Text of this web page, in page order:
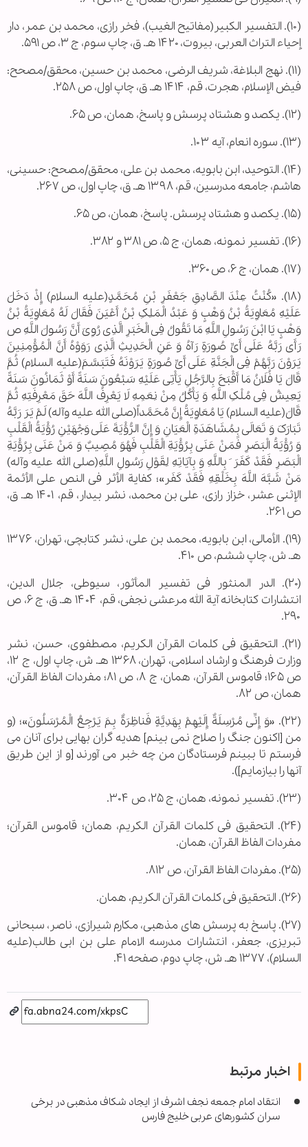
(۱۰). التفسیر الکبیر(مفاتیح الغیب)، فخر رازی، محمد بن عمر، دار
إحیاء التراث العربی، بیروت، ۱۴۲۰ هـ. ق، چاپ سوم، ج ۳، ص ۵۹۱.
(۱۱). نهج البلاغة، شریف الرضی، محمد بن حسین، محقق/مصحح:
فیض الإسلام، هجرت، قم، ۱۴۱۴ هـ. ق، چاپ اول، ص ۲۵۸.
(۱۲). یکصد و هشتاد پرسش و پاسخ، همان، ص ۶۵.
(۱۳). سوره انعام، آیه ۱۰۳.
(۱۴). التوحید، ابن بابویه، محمد بن علی، محقق/مصحح: حسینی،
هاشم، جامعه مدرسین، قم، ۱۳۹۸ هـ. ق، چاپ اول، ص ۲۶۷.
(۱۵). یکصد و هشتاد پرسش. پاسخ، همان، ص ۶۵.
(۱۶). تفسیر نمونه، همان، ج ۵، ص ۳۸۱ و ۳۸۲.
(۱۷). همان، ج ۶، ص ۳۶۰.
(۱۸). «کُنْتُ عِنْدَ الصَّادِقِ جَعْفَرِ بْنِ مُحَمَّدٍ(علیه السلام) إِذْ دَخَلَ
عَلَیْهِ مُعَاوِیَةُ بْنُ وَهْبٍ وَ عَبْدُ الْمَلِکِ بْنُ أَعْیَنَ فَقَالَ لَهُ مُعَاوِیَةُ بْنُ
وَهْبٍ یَا ابْنَ رَسُولِ اللَّهِ مَا تَقُولُ فِی الْخَبَرِ الَّذِی رُوِیَ أَنَّ رَسُولَ اللَّهِ ص
رَأَی رَبَّهُ عَلَی أَیِّ صُورَةٍ رَآهُ وَ عَنِ الْحَدِیثِ الَّذِی رَوَوْهُ أَنَّ الْمُؤْمِنِینَ
یَرَوْنَ رَبَّهُمْ فِی الْجَنَّةِ عَلَی أَیِّ صُورَةٍ یَرَوْنَهُ فَتَبَسَّمَ(علیه السلام) ثُمَّ
قَالَ یَا فُلَانُ مَا أَقْبَحَ بِالرَّجُلِ یَأْتِی عَلَیْهِ سَبْعُونَ سَنَةً أَوْ ثَمَانُونَ سَنَةً
یَعِیشُ فِی مُلْکِ اللَّهِ وَ یَأْکُلُ مِنْ نِعَمِهِ لَا یَعْرِفُ اللَّهَ حَقَ‌ مَعْرِفَتِهِ ثُمَّ
قَالَ(علیه السلام) یَا مُعَاوِیَةُ إِنَّ مُحَمَّداً(صلی الله علیه وآله) لَمْ یَرَ رَبَّهُ
تَبَارَکَ وَ تَعَالَی بِمُشَاهَدَةِ الْعَیَانِ وَ إِنَّ الرُّؤْیَةَ عَلَی وَجْهَیْنِ رُؤْیَةُ الْقَلْبِ‌
وَ رُؤْیَةُ الْبَصَرِ فَمَنْ عَنَی بِرُؤْیَةِ الْقَلْبِ فَهُوَ مُصِیبٌ وَ مَنْ عَنَی بِرُؤْیَةِ
الْبَصَرِ فَقَدْ کَفَرَ َ بِاللَّهِ وَ بِآیَاتِهِ لِقَوْلِ رَسُولِ اللَّهِ(صلی الله علیه وآله)
مَنْ شَبَّهَ اللَّهَ بِخَلْقِهِ فَقَدْ کَفَر»؛ کفایة الأثر فی النص علی الأئمة
الإثنی عشر، خزاز رازی، علی بن محمد، نشر بیدار، قم، ۱۴۰۱ هـ. ق،
ص ۲۶۱.
(۱۹). الأمالی، ابن بابویه، محمد بن علی، نشر کتابچی، تهران، ۱۳۷۶
هـ. ش، چاپ ششم، ص ۴۱۰.
(۲۰). الدر المنثور فی تفسیر المأثور، سیوطی، جلال الدین،
انتشارات کتابخانه آیة الله مرعشی نجفی، قم، ۱۴۰۴ هـ. ق، ج ۶، ص
۲۹۰.
(۲۱). التحقیق فی کلمات القرآن الکریم، مصطفوی، حسن، نشر
وزارت فرهنگ و ارشاد اسلامی، تهران، ۱۳۶۸ هـ. ش، چاپ اول، ج ۱۲،
ص ۱۶۵؛ قاموس القرآن، همان، ج ۸، ص ۸۱؛ مفردات الفاظ القرآن،
همان، ص ۸۲.
(۲۲). «وَ إِنِّی مُرْسِلَةٌ إِلَیْهِمْ بِهَدِیَّةٍ فَناظِرَةٌ بِمَ یَرْجِعُ الْمُرْسَلُونَ»؛ (و
من [اکنون جنگ را صلاح نمی بینم] هدیه گران بهایی برای آنان می
فرستم تا ببینم فرستادگان من چه خبر می آورند [و از این طریق
آنها را بیازمایم]).
(۲۳). تفسیر نمونه، همان، ج ۲۵، ص ۳۰۴.
(۲۴). التحقیق فی کلمات القرآن الکریم، همان؛ قاموس القرآن؛
مفردات الفاظ القرآن، همان.
(۲۵). مفردات الفاظ القرآن، ص ۸۱۲.
(۲۶). التحقیق فی کلمات القرآن الکریم، همان.
(۲۷). پاسخ به پرسش های مذهبی، مکارم شیرازی، ناصر، سبحانی
تبریزی، جعفر، انتشارات مدرسه الامام علی بن ابی طالب(علیه
السلام)، ۱۳۷۷ هـ. ش، چاپ دوم، صفحه ۴۱.
اخبار مرتبط
انتقاد امام جمعه نجف اشرف از ایجاد شکاف مذهبی در برخی
سران کشورهای عربی خلیج فارس